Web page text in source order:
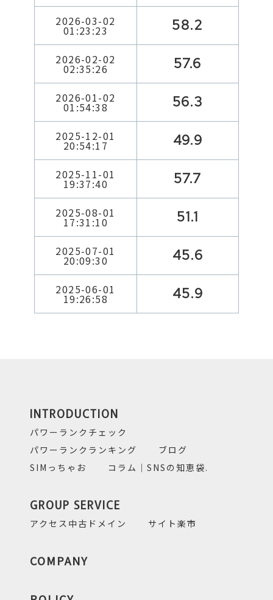
2026-03-02
01:23:23 58.2
2026-02-02
02:35:26 57.6
2026-01-02
01:54:38 56.3
2025-12-01
20:54:17 49.9
2025-11-01
19:37:40 57.7
2025-08-01
17:31:10 51.1
2025-07-01
20:09:30 45.6
2025-06-01
19:26:58 45.9
INTRODUCTION
パワーランクチェック
パワーランクランキング
ブログ
SIMっちゃお
コラム｜SNSの知恵袋.
GROUP SERVICE
アクセス中古ドメイン サイト楽市
COMPANY